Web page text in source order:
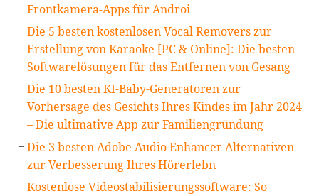
Frontkamera-Apps für Androi
Die 5 besten kostenlosen Vocal Removers zur
Erstellung von Karaoke [PC & Online]: Die besten
Softwarelösungen für das Entfernen von Gesang
Die 10 besten KI-Baby-Generatoren zur
Vorhersage des Gesichts Ihres Kindes im Jahr 2024
– Die ultimative App zur Familiengründung
Die 3 besten Adobe Audio Enhancer Alternativen
zur Verbesserung Ihres Hörerlebn
Kostenlose Videostabilisierungssoftware: So